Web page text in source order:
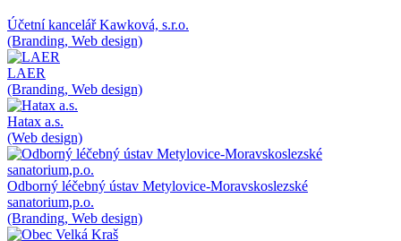
Účetní kancelář Kawková, s.r.o.
(Branding, Web design)
LAER
(Branding, Web design)
Hatax a.s.
(Web design)
Odborný léčebný ústav Metylovice-Moravskoslezské
sanatorium,p.o.
(Branding, Web design)